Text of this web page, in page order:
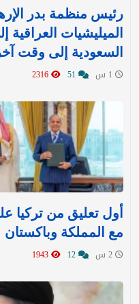
رئيس منظمة بدر
الميليشيات
السعودية إلى وقت
أول تعليق من تركيا
مع المملكة وباكستان